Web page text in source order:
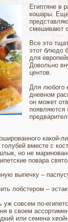
Египтяне в
кошары. Еще
смешивают
Все это
этот блюдо
для
Довольно
центов.
Для любого
дневном
он может
появляются
какой-
голубей вместе с
но не
повара
выпечку –
лобстером –
уж совсем по-
в своем
или семена